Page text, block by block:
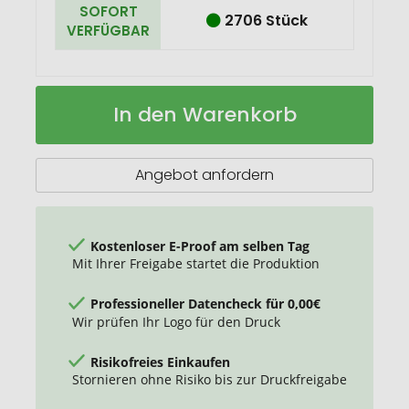
SOFORT
VERFÜGBAR
2706 Stück
Gestrickte
Auf
In den Warenkorb
Angebot anfordern
Kostenloser E-Proof am selben Tag
Mit Ihrer Freigabe startet die Produktion
Professioneller Datencheck für 0,00€
Wir prüfen Ihr Logo für den Druck
Risikofreies Einkaufen
Stornieren ohne Risiko bis zur Druckfreigabe